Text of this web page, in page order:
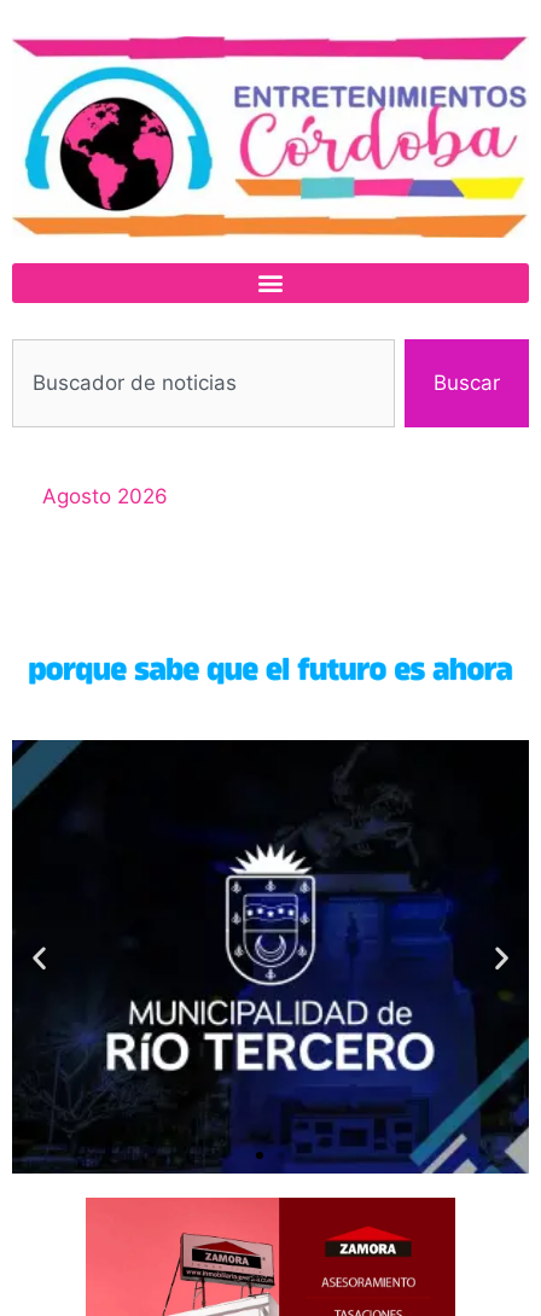
Buscar
Agosto 2026